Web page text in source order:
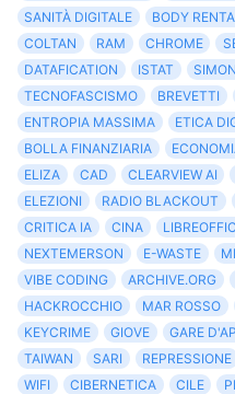
SANITÀ DIGITALE
BODY
COLTAN
RAM CHROME
DATAFICATION
ISTAT
TECNOFASCISMO
BREVETTI
ENTROPIA MASSIMA
ETICA
BOLLA FINANZIARIA
ELIZA
CAD CLEARVIEW AI
ELEZIONI
RADIO BLACKOUT
CRITICA IA
CINA
NEXTEMERSON
E-WASTE
VIBE CODING
ARCHIVE.ORG
HACKROCCHIO
MAR ROSSO
KEYCRIME
GIOVE GARE
TAIWAN
SARI REPRESSIONE
WIFI
CIBERNETICA CILE